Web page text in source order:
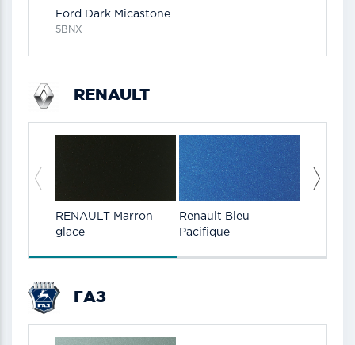
Ford Dark Micastone
5BNX
RENAULT
RENAULT Marron
glace
Renault Bleu
Pacifique
ГАЗ